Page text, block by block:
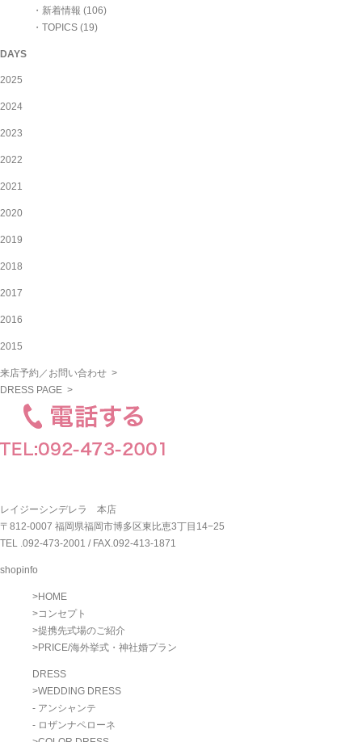
・新着情報 (106)
・TOPICS (19)
DAYS
2025
2024
2023
2022
2021
2020
2019
2018
2017
2016
2015
来店予約／お問い合わせ >
DRESS PAGE >
レイジーシンデレラ 本店
〒812-0007 福岡県福岡市博多区東比恵3丁目14−25
TEL .092-473-2001 / FAX.092-413-1871
shopinfo
>HOME
>コンセプト
>提携先式場のご紹介
>PRICE/海外挙式・神社婚プラン
DRESS
>WEDDING DRESS
- アンシャンテ
- ロザンナペローネ